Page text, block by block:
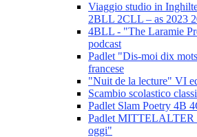
Viaggio studio in
2BLL 2CLL – as 2023
4BLL - "The Laramie
podcast
Padlet "Dis-moi dix
francese
"Nuit de la lecture" VI
Scambio scolastico
Padlet Slam Poetry 4B
Padlet
oggi"